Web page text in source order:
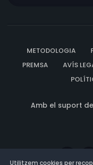
METODOLOGIA
PREMSA
AVÍS
Amb el suport
Utilitzem cookies per